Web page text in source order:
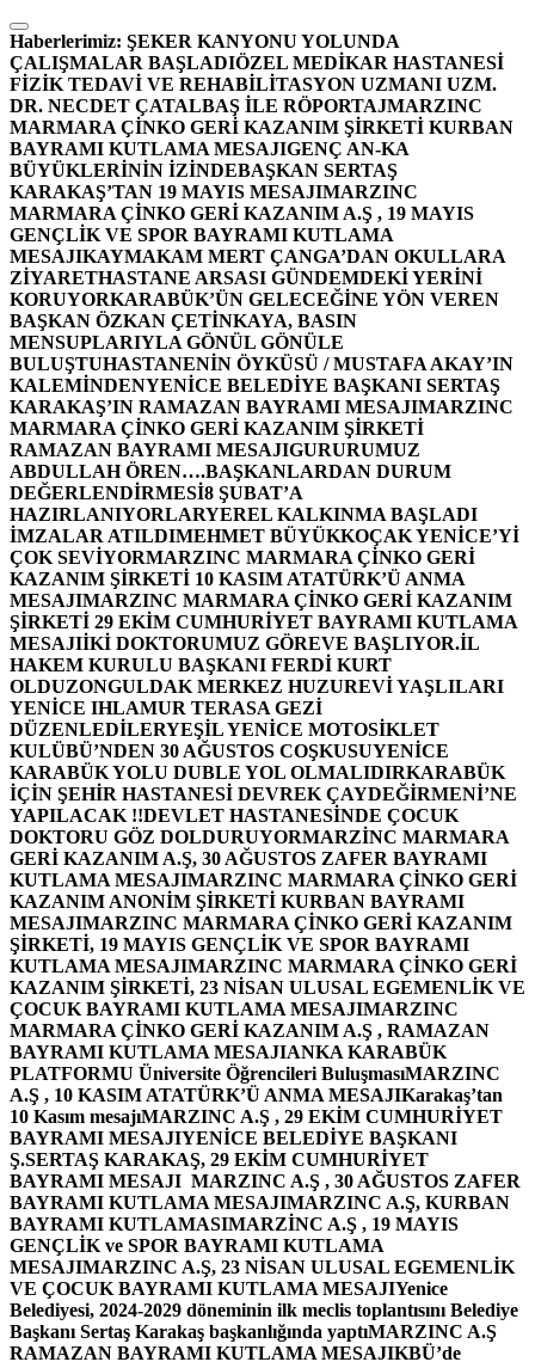
İçeriğe
atla
Haberlerimiz: ŞEKER KANYONU YOLUNDA
ÇALIŞMALAR BAŞLADIÖZEL MEDİKAR HASTANESİ
FİZİK TEDAVİ VE REHABİLİTASYON UZMANI UZM.
DR. NECDET ÇATALBAŞ İLE RÖPORTAJMARZINC
MARMARA ÇİNKO GERİ KAZANIM ŞİRKETİ KURBAN
BAYRAMI KUTLAMA MESAJIGENÇ AN-KA
BÜYÜKLERİNİN İZİNDEBAŞKAN SERTAŞ
KARAKAŞ’TAN 19 MAYIS MESAJIMARZINC
MARMARA ÇİNKO GERİ KAZANIM A.Ş , 19 MAYIS
GENÇLİK VE SPOR BAYRAMI KUTLAMA
MESAJIKAYMAKAM MERT ÇANGA’DAN OKULLARA
ZİYARETHASTANE ARSASI GÜNDEMDEKİ YERİNİ
KORUYORKARABÜK’ÜN GELECEĞİNE YÖN VEREN
BAŞKAN ÖZKAN ÇETİNKAYA, BASIN
MENSUPLARIYLA GÖNÜL GÖNÜLE
BULUŞTUHASTANENİN ÖYKÜSÜ / MUSTAFA AKAY’IN
KALEMİNDENYENİCE BELEDİYE BAŞKANI SERTAŞ
KARAKAŞ’IN RAMAZAN BAYRAMI MESAJIMARZINC
MARMARA ÇİNKO GERİ KAZANIM ŞİRKETİ
RAMAZAN BAYRAMI MESAJIGURURUMUZ
ABDULLAH ÖREN….BAŞKANLARDAN DURUM
DEĞERLENDİRMESİ8 ŞUBAT’A
HAZIRLANIYORLARYEREL KALKINMA BAŞLADI
İMZALAR ATILDIMEHMET BÜYÜKKOÇAK YENİCE’Yİ
ÇOK SEVİYORMARZINC MARMARA ÇİNKO GERİ
KAZANIM ŞİRKETİ 10 KASIM ATATÜRK’Ü ANMA
MESAJIMARZINC MARMARA ÇİNKO GERİ KAZANIM
ŞİRKETİ 29 EKİM CUMHURİYET BAYRAMI KUTLAMA
MESAJIİKİ DOKTORUMUZ GÖREVE BAŞLIYOR.İL
HAKEM KURULU BAŞKANI FERDİ KURT
OLDUZONGULDAK MERKEZ HUZUREVİ YAŞLILARI
YENİCE IHLAMUR TERASA GEZİ
DÜZENLEDİLERYEŞİL YENİCE MOTOSİKLET
KULÜBÜ’NDEN 30 AĞUSTOS COŞKUSUYENİCE
KARABÜK YOLU DUBLE YOL OLMALIDIRKARABÜK
İÇİN ŞEHİR HASTANESİ DEVREK ÇAYDEĞİRMENİ’NE
YAPILACAK !!DEVLET HASTANESİNDE ÇOCUK
DOKTORU GÖZ DOLDURUYORMARZİNC MARMARA
GERİ KAZANIM A.Ş, 30 AĞUSTOS ZAFER BAYRAMI
KUTLAMA MESAJIMARZINC MARMARA ÇİNKO GERİ
KAZANIM ANONİM ŞİRKETİ KURBAN BAYRAMI
MESAJIMARZINC MARMARA ÇİNKO GERİ KAZANIM
ŞİRKETİ, 19 MAYIS GENÇLİK VE SPOR BAYRAMI
KUTLAMA MESAJIMARZINC MARMARA ÇİNKO GERİ
KAZANIM ŞİRKETİ, 23 NİSAN ULUSAL EGEMENLİK VE
ÇOCUK BAYRAMI KUTLAMA MESAJIMARZINC
MARMARA ÇİNKO GERİ KAZANIM A.Ş , RAMAZAN
BAYRAMI KUTLAMA MESAJIANKA KARABÜK
PLATFORMU Üniversite Öğrencileri BuluşmasıMARZINC
A.Ş , 10 KASIM ATATÜRK’Ü ANMA MESAJIKarakaş’tan
10 Kasım mesajıMARZINC A.Ş , 29 EKİM CUMHURİYET
BAYRAMI MESAJIYENİCE BELEDİYE BAŞKANI
Ş.SERTAŞ KARAKAŞ, 29 EKİM CUMHURİYET
BAYRAMI MESAJI MARZINC A.Ş , 30 AĞUSTOS ZAFER
BAYRAMI KUTLAMA MESAJIMARZINC A.Ş, KURBAN
BAYRAMI KUTLAMASIMARZİNC A.Ş , 19 MAYIS
GENÇLİK ve SPOR BAYRAMI KUTLAMA
MESAJIMARZINC A.Ş, 23 NİSAN ULUSAL EGEMENLİK
VE ÇOCUK BAYRAMI KUTLAMA MESAJIYenice
Belediyesi, 2024-2029 döneminin ilk meclis toplantısını Belediye
Başkanı Sertaş Karakaş başkanlığında yaptıMARZINC A.Ş
RAMAZAN BAYRAMI KUTLAMA MESAJIKBÜ’de